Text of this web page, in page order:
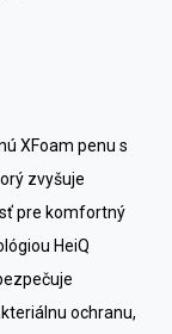
XFoam penu s
zvyšuje
pre komfortný
HeiQ
ochranu,